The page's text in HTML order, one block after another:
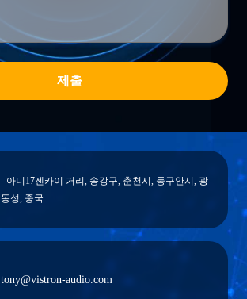
제출
- 아니17젠카이 거리, 송강구, 춘천시, 둥구안시, 광
동성, 중국
tony@vistron-audio.com